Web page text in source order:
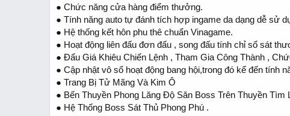
● Chức năng cửa hàng điểm thưởng.
● Tính năng auto tự đánh tích hợp ingame da dạng dễ sử
● Hệ thống kết hôn phu thê chuẩn Vinagame.
● Hoạt động liên đấu đơn đấu , song đấu tính chỉ số sát
● Đấu Giá Khiêu Chiến Lệnh , Tham Gia Công Thành ,
● Cập nhật vô số hoạt động bang hội,trong đó kể đến tính
● Trang Bị Tử Mãng Và Kim Ô
● Bến Thuyền Phong Lăng Độ Săn Boss Trên Thuyền Tìm
● Hệ Thống Boss Sát Thủ Phong Phú .